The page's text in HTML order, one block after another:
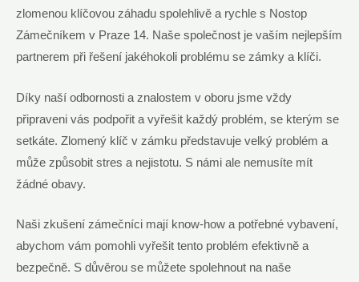
zlomenou klíčovou záhadu spolehlivě a rychle s Nostop
Zámečníkem v Praze 14. Naše společnost je vaším nejlepším
partnerem při řešení jakéhokoli problému se zámky a klíči.
Díky naší odbornosti a znalostem v oboru jsme vždy
připraveni vás podpořit a vyřešit každý problém, se kterým se
setkáte. Zlomený klíč v zámku představuje velký problém a
může způsobit stres a nejistotu. S námi ale nemusíte mít
žádné obavy.
Naši zkušení zámečníci mají know-how a potřebné vybavení,
abychom vám pomohli vyřešit tento problém efektivně a
bezpečně. S důvěrou se můžete spolehnout na naše